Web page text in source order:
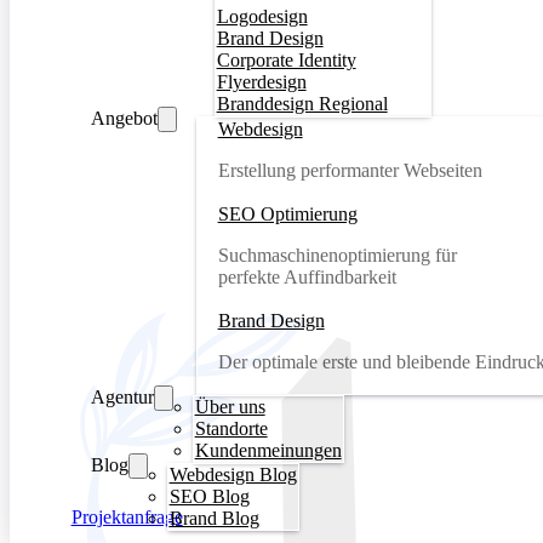
Logodesign
Brand Design
Corporate Identity
Flyerdesign
Branddesign Regional
Angebot
Webdesign
Erstellung performanter Webseiten
SEO Optimierung
Suchmaschinenoptimierung für
perfekte Auffindbarkeit
Brand Design
Der optimale erste und bleibende
Agentur
Über uns
Standorte
Kundenmeinungen
Blog
Webdesign Blog
SEO Blog
Brand Blog
Projektanfrage